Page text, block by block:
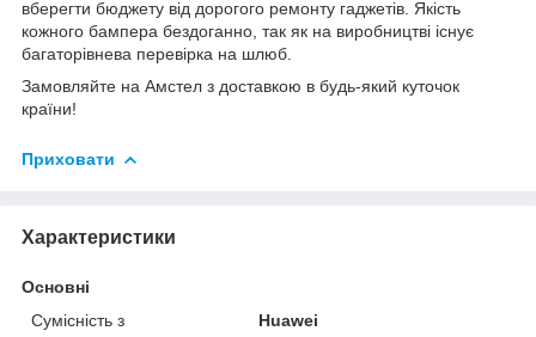
вберегти бюджету від дорогого ремонту гаджетів. Якість
кожного бампера бездоганно, так як на виробництві існує
багаторівнева перевірка на шлюб.
Замовляйте на Амстел з доставкою в будь-який куточок
країни!
Приховати
Характеристики
Основні
Сумісність з
Huawei